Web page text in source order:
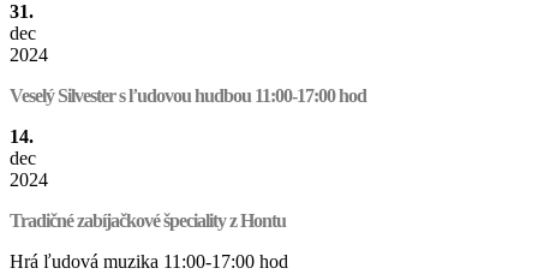
31.
dec
2024
Veselý Silvester s ľudovou hudbou 11:00-17:00 hod
14.
dec
2024
Tradičné zabíjačkové špeciality z Hontu
Hrá ľudová muzika 11:00-17:00 hod